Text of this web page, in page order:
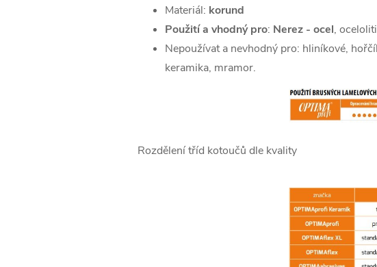
Materiál: korund
Použití a vhodný pro: Nerez - ocel,
Nepoužívat a nevhodný pro: hliníkové,
keramika, mramor.
Rozdělení tříd kotoučů dle kvality